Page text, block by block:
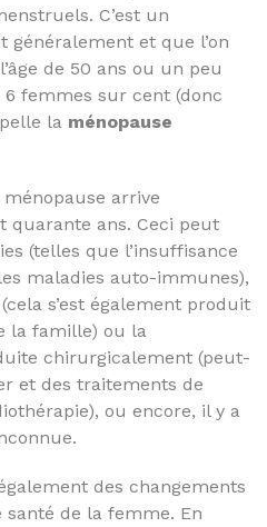
C’est un
et que l’on
de 50 ans ou un peu
femmes sur cent (donc
la ménopause
arrive
quarante ans. Ceci peut
(telles que l’insuffisance
maladies auto-immunes),
s’est également produit
la famille) ou la
chirurgicalement (peut-
et des traitements de
ou encore, il y a
des changements
santé de la femme. En